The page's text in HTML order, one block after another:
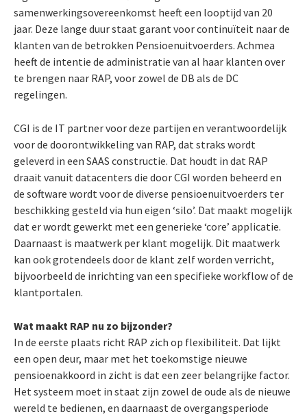
samenwerkingsovereenkomst heeft een looptijd van 20
jaar. Deze lange duur staat garant voor continuïteit naar de
klanten van de betrokken Pensioenuitvoerders. Achmea
heeft de intentie de administratie van al haar klanten over
te brengen naar RAP, voor zowel de DB als de DC
regelingen.
CGI is de IT partner voor deze partijen en verantwoordelijk
voor de doorontwikkeling van RAP, dat straks wordt
geleverd in een SAAS constructie. Dat houdt in dat RAP
draait vanuit datacenters die door CGI worden beheerd en
de software wordt voor de diverse pensioenuitvoerders ter
beschikking gesteld via hun eigen ‘silo’. Dat maakt mogelijk
dat er wordt gewerkt met een generieke ‘core’ applicatie.
Daarnaast is maatwerk per klant mogelijk. Dit maatwerk
kan ook grotendeels door de klant zelf worden verricht,
bijvoorbeeld de inrichting van een specifieke workflow of de
klantportalen.
Wat maakt RAP nu zo bijzonder?
In de eerste plaats richt RAP zich op flexibiliteit. Dat lijkt
een open deur, maar met het toekomstige nieuwe
pensioenakkoord in zicht is dat een zeer belangrijke factor.
Het systeem moet in staat zijn zowel de oude als de nieuwe
wereld te bedienen, en daarnaast de overgangsperiode